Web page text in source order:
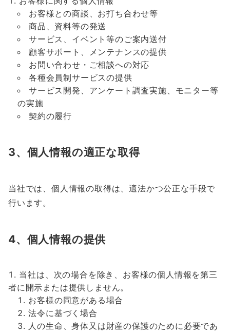
お客様との商談、お打ち合わせ等
商品、資料等の発送
サービス、イベント等のご案内送付
顧客サポート、メンテナンスの提供
お問い合わせ・ご相談への対応
各種会員制サービスの提供
サービス開発、アンケート調査実施、モニター等
の実施
契約の履行
3、個人情報の適正な取得
当社では、個人情報の取得は、適法かつ公正な手段で
行います。
4、個人情報の提供
当社は、次の場合を除き、お客様の個人情報を第三
者に開示または提供しません。
お客様の同意がある場合
法令に基づく場合
人の生命、身体又は財産の保護のために必要であ